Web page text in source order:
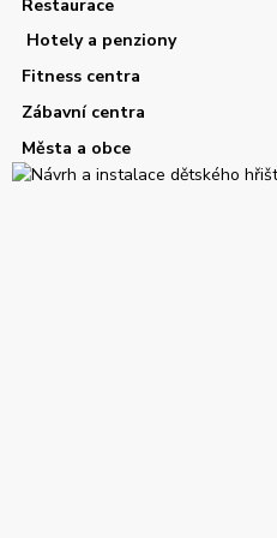
Restaurace
Hotely a penziony
Fitness centra
Zábavní centra
Města a obce